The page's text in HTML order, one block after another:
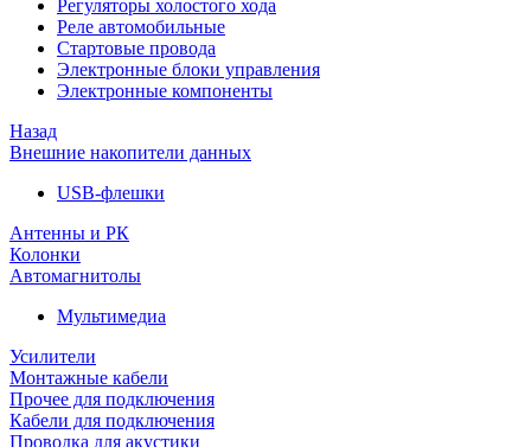
Регуляторы холостого хода
Реле автомобильные
Стартовые провода
Электронные блоки управления
Электронные компоненты
Назад
Внешние накопители данных
USB-флешки
Антенны и РК
Колонки
Автомагнитолы
Мультимедиа
Усилители
Монтажные кабели
Прочее для подключения
Кабели для подключения
Проводка для акустики